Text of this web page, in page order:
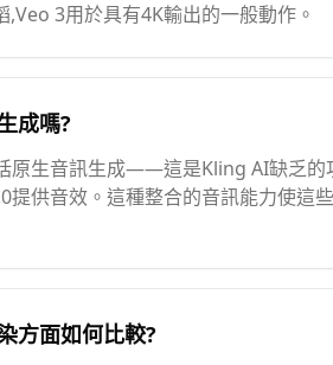
3用於具有4K輸出的一般動作。
成嗎?
原生音訊生成——這是Kling AI缺乏
提供音效。這種整合的音訊能力使這
方面如何比較?